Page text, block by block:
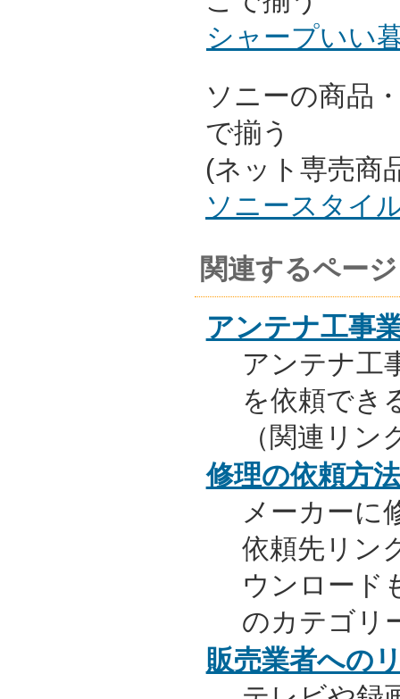
シャープいい
ソニーの商品
で揃う
(ネット専売商
ソニースタイ
関連するページ
アンテナ工事
アンテナ工
を依頼でき
（関連リ
修理の依頼方法
メーカーに
依頼先リン
ウンロード
のカテゴリ
販売業者への